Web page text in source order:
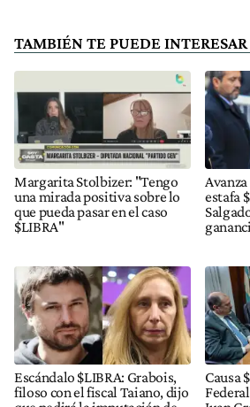
TAMBIÉN TE PUEDE INTERESAR
Margarita Stolbizer: "Tengo
una mirada positiva sobre lo
que pueda pasar en el caso
$LIBRA"
estafa
Escándalo $LIBRA: Grabois,
filoso con el fiscal Taiano, dijo
Causa